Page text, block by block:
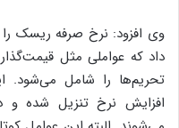
وی افزود: نرخ صرفه ریسک
داد که عواملی مثل
تحریم‌ها را شامل می‌شود.
افزایش نرخ تنزیل شده و